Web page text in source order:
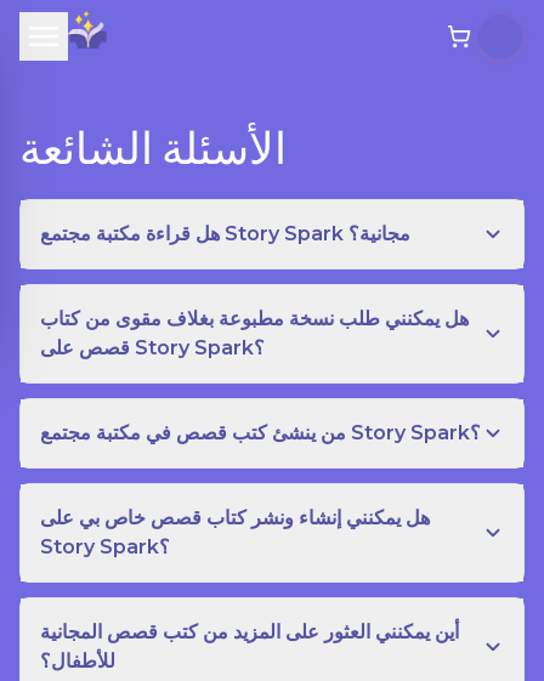
الأسئلة الشائعة
هل قراءة مكتبة مجتمع Story Spark مجانية؟
هل يمكنني طلب نسخة مطبوعة بغلاف مقوى من كتاب
قصص على Story Spark؟
من ينشئ كتب قصص في مكتبة مجتمع Story Spark؟
هل يمكنني إنشاء ونشر كتاب قصص خاص بي على
Story Spark؟
أين يمكنني العثور على المزيد من كتب قصص المجانية
للأطفال؟